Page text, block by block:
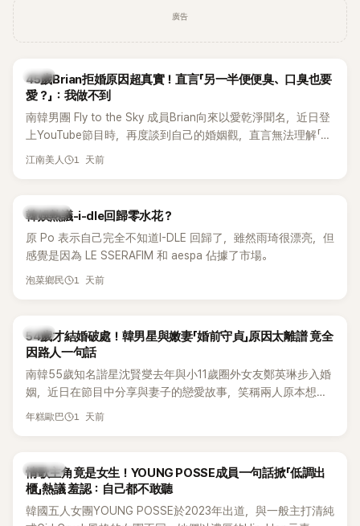
廣告
韓星
45歲Brian拒婚原因超真實！直言「另一半便便臭、口臭也要
愛？」：我做不到
南韓男團 Fly to the Sky 成員Brian向來以愛乾淨聞名，近日登
上YouTube節目時，再度談到自己的婚姻觀，直言無法理解「連
另一半的口臭、便便臭都要愛」這種說法，更大方表明自己是不
江南美人 1 天前
熱議討論
韓娛熱議-i-dle回歸零水花？
原 Po 表示自己完全不知道I-DLE 回歸了，雖然雨琦很漂亮，但
感覺是因為 LE SSERAFIM 和 aespa 佔據了市場。
泡菜鄉民 1 天前
韓星
54歲才結婚破處！韓男星與嫩妻「婚前守貞」原因太離譜 竟全
因路人一句話
南韓55歲知名諧星沈賢燮去年與小11歲圈外女友鄭英琳步入婚
姻，近日在節目中分享與妻子的戀愛故事，笑稱兩人原本想享
受兩人世界，沒想到站在飯店門口時竟被路人認出，還一路替
年糕歐巴 1 天前
K-POP
情歌主角竟是女生！YOUNG POSSE成員一句話掀「低調出
櫃」熱議 羞認：自己都不敢聽
韓國五人女團YOUNG POSSE於2023年出道，與一般主打清純